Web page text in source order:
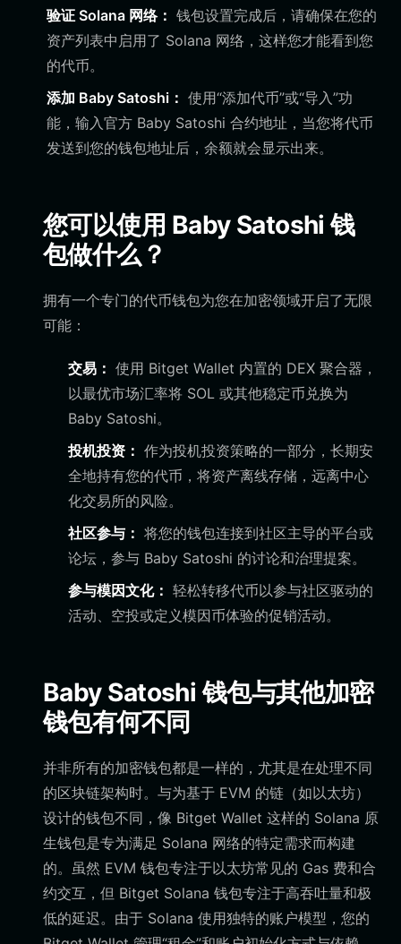
验证 Solana 网络： 钱包设置完成后，请确保在您的
资产列表中启用了 Solana 网络，这样您才能看到您
的代币。
添加 Baby Satoshi： 使用“添加代币”或“导入”功
能，输入官方 Baby Satoshi 合约地址，当您将代币
发送到您的钱包地址后，余额就会显示出来。
您可以使用 Baby Satoshi 钱
包做什么？
拥有一个专门的代币钱包为您在加密领域开启了无限
可能：
交易： 使用 Bitget Wallet 内置的 DEX 聚合器，
以最优市场汇率将 SOL 或其他稳定币兑换为
Baby Satoshi。
投机投资： 作为投机投资策略的一部分，长期安
全地持有您的代币，将资产离线存储，远离中心
化交易所的风险。
社区参与： 将您的钱包连接到社区主导的平台或
论坛，参与 Baby Satoshi 的讨论和治理提案。
参与模因文化： 轻松转移代币以参与社区驱动的
活动、空投或定义模因币体验的促销活动。
Baby Satoshi 钱包与其他加密
钱包有何不同
并非所有的加密钱包都是一样的，尤其是在处理不同
的区块链架构时。与为基于 EVM 的链（如以太坊）
设计的钱包不同，像 Bitget Wallet 这样的 Solana 原
生钱包是专为满足 Solana 网络的特定需求而构建
的。虽然 EVM 钱包专注于以太坊常见的 Gas 费和合
约交互，但 Bitget Solana 钱包专注于高吞吐量和极
低的延迟。由于 Solana 使用独特的账户模型，您的